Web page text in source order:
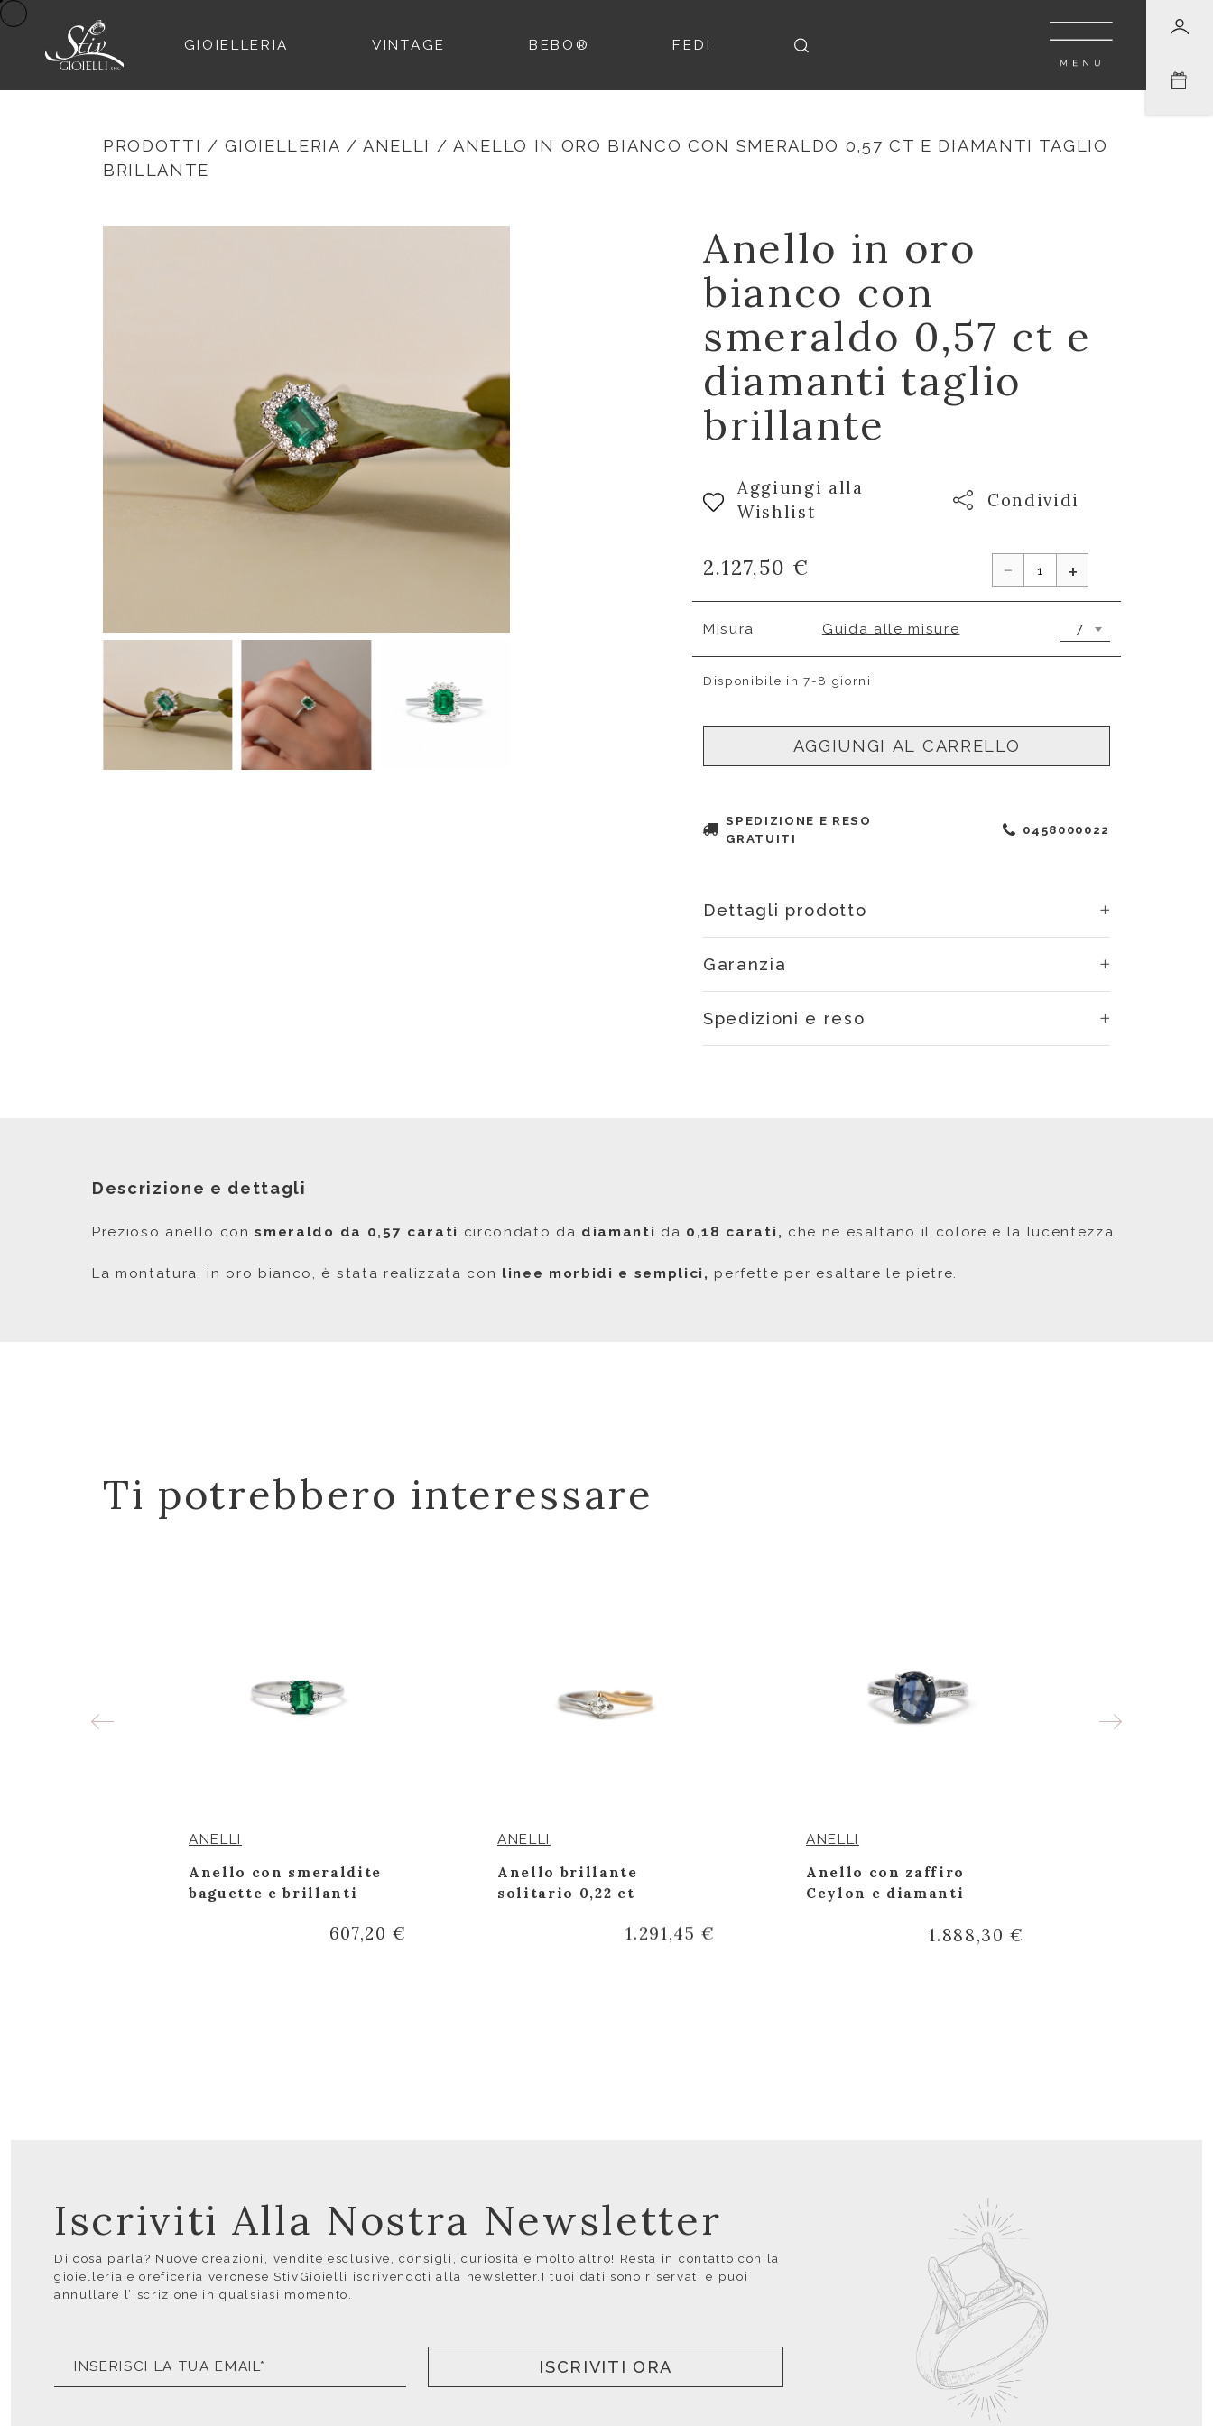
GIOIELLERIA VINTAGE BEBO® FEDI
PRODOTTI /GIOIELLERIA / ANELLI / ANELLO IN ORO BIANCO CON SMERALDO 0,57 CT E DIAMANTI TAGLIO
BRILLANTE
Anello in oro
bianco con
smeraldo 0,57 ct e
diamanti taglio
brillante
Aggiungi alla
Wishlist
Condividi
2.127,50 € - +
Misura Guida alle misure 7
Disponibile in 7-8 giorni
AGGIUNGI AL CARRELLO
SPEDIZIONE E RESO
GRATUITI
0458000022
Dettagli prodotto
Garanzia
Spedizioni e reso
Descrizione e dettagli
Prezioso anello consmeraldo da 0,57 carati circondato da diamanti da 0,18 carati, che ne esaltano il colore e la lucentezza.
La montatura, in oro bianco, è stata realizzata con linee morbidi e semplici,perfette per esaltare le pietre.
Ti potrebbero interessare
ANELLI
Anello con smeraldite
baguette e brillanti
607,20 €
ANELLI
Anello brillante
solitario 0,22 ct
1.291,45 €
ANELLI
Anello con zaffiro
Ceylon e diamanti
1.888,30 €
Iscriviti Alla Nostra Newsletter
Di cosa parla? Nuove creazioni, vendite esclusive, consigli, curiosità e molto altro! Resta in contatto con la
gioielleria e oreficeria veronese StivGioielli iscrivendoti alla newsletter.I tuoi dati sono riservati e puoi
annullare l’iscrizione in qualsiasi momento.
ISCRIVITI ORA